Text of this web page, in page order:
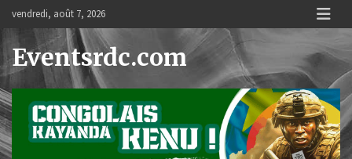
content
vendredi, août 7, 2026
Eventsrdc.com